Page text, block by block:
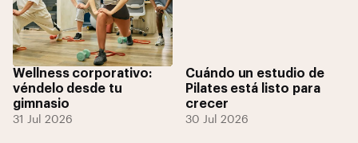
Wellness corporativo:
véndelo desde tu
gimnasio
31 Jul 2026
Cuándo un estudio de
Pilates está listo para
crecer
30 Jul 2026